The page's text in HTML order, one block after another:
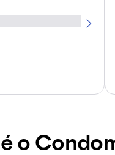
o